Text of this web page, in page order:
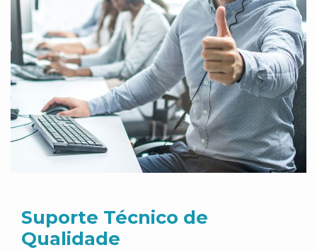
Suporte Técnico de
Qualidade